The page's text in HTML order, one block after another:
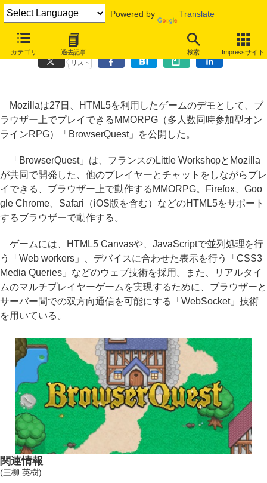
Powered by Translate
カテゴリ 過去記事 検索 Impressサイト
Mozilla、HTML5で構築したMMORPG「BrowserQuest」を公開
リスト
Mozillaは27日、HTML5を利用したゲームのデモとして、ブ
ラウザー上でプレイできるMMORPG（多人数同時参加型オン
ラインRPG）「BrowserQuest」を公開した。
「BrowserQuest」は、フランスのLittle WorkshopとMozilla
が共同で開発した、他のプレイヤーとチャットをしながらプレ
イできる、ブラウザー上で動作するMMORPG。Firefox、Goo
gle Chrome、Safari（iOS版を含む）などのHTML5をサポート
するブラウザーで動作する。
ゲームには、HTML5 Canvasや、JavaScriptで並列処理を行
う「Web workers」、デバイスに合わせた表示を行う「CSS3
Media Queries」などのウェブ技術を採用。また、リアルタイ
ムのマルチプレイヤーゲームを実現するために、ブラウザーと
サーバー間での双方向通信を可能にする「WebSocket」技術
を用いている。
関連情報
(三柳 英樹)